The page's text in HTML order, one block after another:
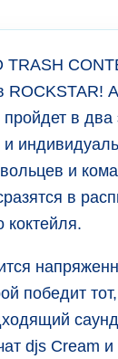
TRASH
ROCKSTAR!
в два
и
и
в
коктейля.
победит
djs Cream и